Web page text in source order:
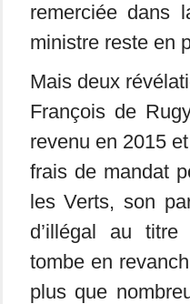
remerciée dans
ministre reste en
Mais deux
François de
revenu en 2015
frais de mandat
les Verts, son
d’illégal au
tombe en
plus que